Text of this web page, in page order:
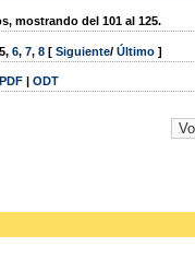
mostrando del 101 al 125.
5, 6, 7, 8 [ Siguiente/ Último ]
PDF | ODT